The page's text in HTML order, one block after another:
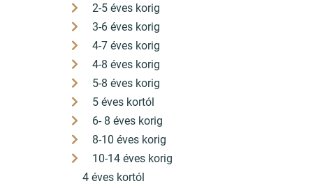
2-5 éves korig
3-6 éves korig
4-7 éves korig
4-8 éves korig
5-8 éves korig
5 éves kortól
6- 8 éves korig
8-10 éves korig
10-14 éves korig
4 éves kortól